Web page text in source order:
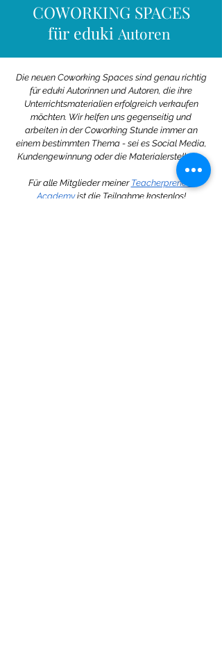
COWORKING SPACES
für eduki Autoren
Die neuen Coworking Spaces sind genau richtig
für eduki Autorinnen und Autoren, die ihre
Unterrichtsmaterialienerfolgreich verkaufen
möchten. Wir helfen uns gegenseitig und
arbeiten in der Coworking Stunde immer an
einem bestimmten Thema - sei es Social Media,
Kundengewinnung oder die Materialerstellung.
Für alle Mitglieder meiner Teacherpreneur
Academyist die Teilnahme kostenlos!